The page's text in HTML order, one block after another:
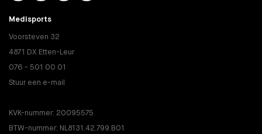
Medisports
Voorsteven 32
4871 DX Etten-Leur
076 - 501 00 01
Stuur een e-mail
KVK-nummer: 20095575
BTW-nummer: NL8131.42.799.B01